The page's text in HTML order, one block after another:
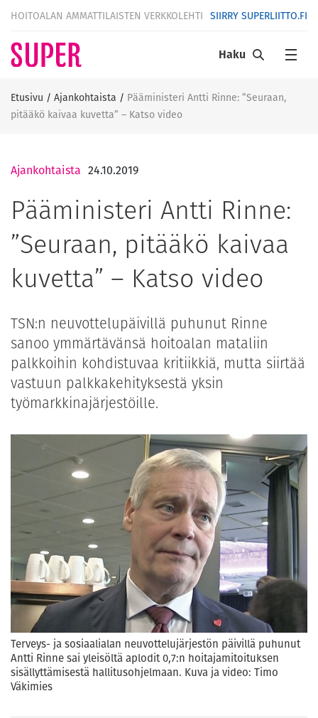
HOITOALAN AMMATTILAISTEN VERKKOLEHTI SIIRRY SUPERLIITTO.FI
Haku
Etusivu / Ajankohtaista / Pääministeri Antti Rinne: ”Seuraan,
pitääkö kaivaa kuvetta” – Katso video
Ajankohtaista 24.10.2019
Pääministeri Antti Rinne:
”Seuraan, pitääkö kaivaa
kuvetta” – Katso video
TSN:n neuvottelupäivillä puhunut Rinne
sanoo ymmärtävänsä hoitoalan mataliin
palkkoihin kohdistuvaa kritiikkiä, mutta siirtää
vastuun palkkakehityksestä yksin
työmarkkinajärjestöille.
Terveys- ja sosiaalialan neuvottelujärjestön päivillä puhunut
Antti Rinne sai yleisöltä aplodit 0,7:n hoitajamitoituksen
sisällyttämisestä hallitusohjelmaan. Kuva ja video: Timo
Väkimies